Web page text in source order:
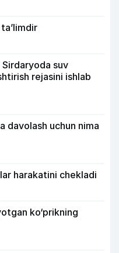
suv
rejasini ishlab
davolash uchun nima
harakatini chekladi
ko‘prikning